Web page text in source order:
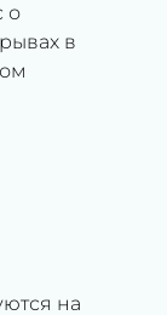
о
в
на